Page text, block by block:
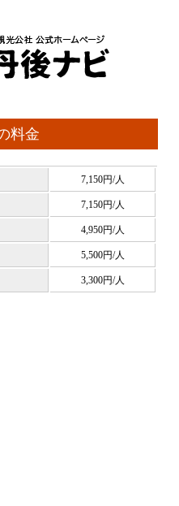
料金
7,150円/人
7,150円/人
4,950円/人
5,500円/人
3,300円/人